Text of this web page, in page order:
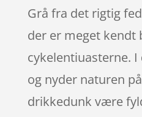
Grå fra det rigtig
der er meget kendt
cykelentiuasterne.
og nyder naturen
drikkedunk være